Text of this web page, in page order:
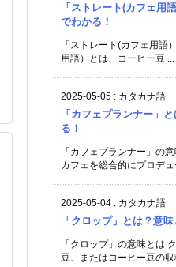
「ストレート(カフェ用
でわかる！
「ストレート(カフェ用語
用語）とは、コーヒー豆 ...
2025-05-05 : カタカナ語
「カフェプランナー」
る！
「カフェプランナー」の
カフェを総合的にプロデュ
2025-05-04 : カタカナ語
「クロップ」とは？意
「クロップ」の意味とは
豆、またはコーヒー豆の収